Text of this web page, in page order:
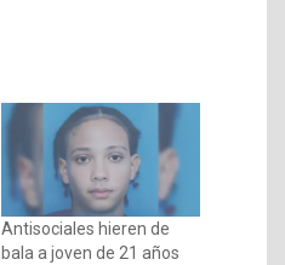
Antisociales hieren de
bala a joven de 21 años